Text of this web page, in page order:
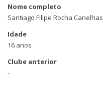
Nome completo
Santiago Filipe Rocha Canelhas
Idade
16 anos
Clube anterior
-